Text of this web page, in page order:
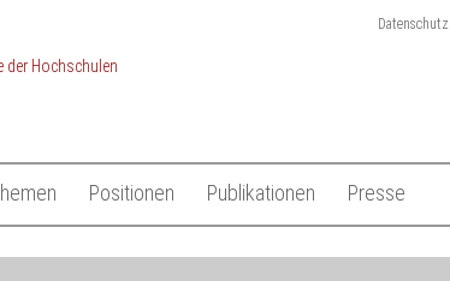
Datenschutz
Positionen Publikationen Presse